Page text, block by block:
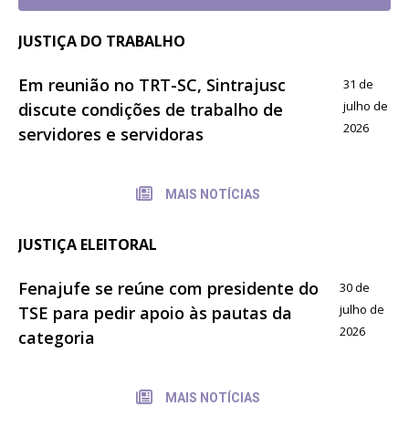
JUSTIÇA DO TRABALHO
Em reunião no TRT-SC, Sintrajusc
discute condições de trabalho de
servidores e servidoras
31 de
julho de
2026
MAIS NOTÍCIAS
JUSTIÇA ELEITORAL
Fenajufe se reúne com presidente do
TSE para pedir apoio às pautas da
categoria
30 de
julho de
2026
MAIS NOTÍCIAS